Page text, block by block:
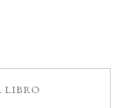
LIBRO